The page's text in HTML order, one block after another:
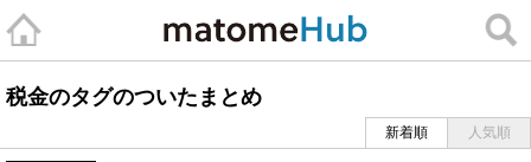
税金のタグのついたまとめ
新着順 人気順